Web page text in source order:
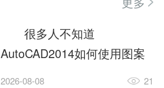
很多人不知道
AutoCAD2014如何使用图案
填充?今日为你们带来的文章
2026-08-08 21